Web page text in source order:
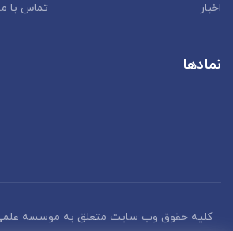
اخبار
تماس با
نمادها
کلیه حقوق وب سایت متعلق به موسسه